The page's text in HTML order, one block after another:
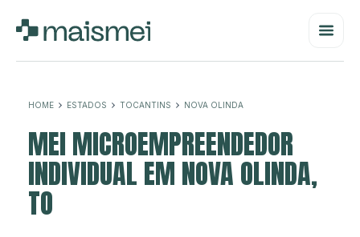
HOME ESTADOS TOCANTINS NOVA OLINDA
MEI MICROEMPREENDEDOR
INDIVIDUAL EM NOVA OLINDA,
TO